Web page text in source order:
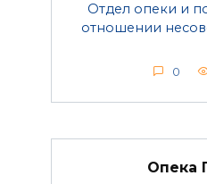
Отдел опеки и
отношении
0
Опека